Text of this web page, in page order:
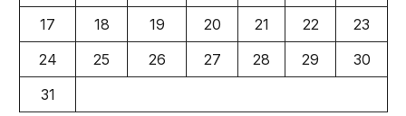
17
18 19 20 21 22
23
24
25 26 27 28 29
30
31